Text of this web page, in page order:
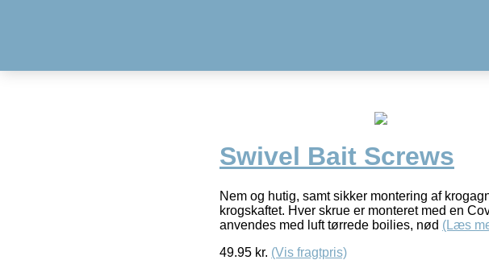
Swivel Bait Screws
Nem og hutig, samt sikker montering af
krogskaftet. Hver skrue er monteret med en
anvendes med luft tørrede boilies, nød (Læs
49.95 kr. (Vis fragtpris)